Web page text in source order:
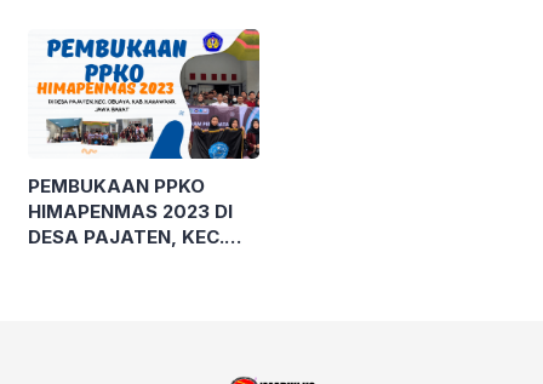
PEMBUKAAN PPKO
HIMAPENMAS 2023 DI
DESA PAJATEN, KEC.